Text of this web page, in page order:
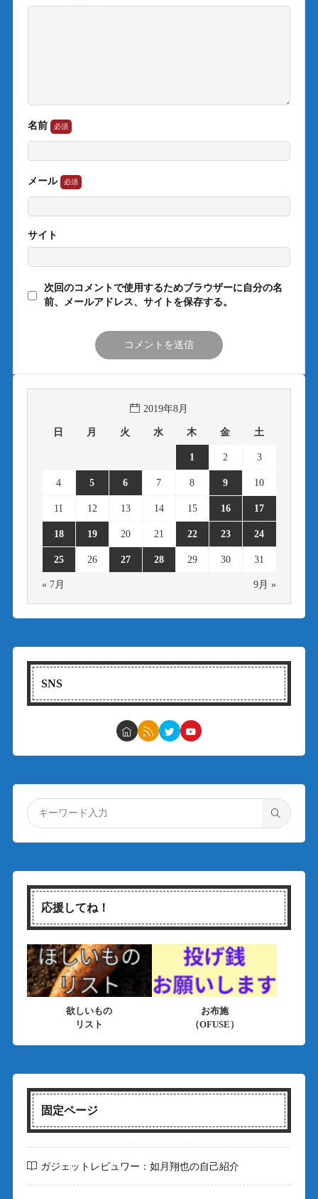
名前
メール
サイト
次回のコメントで使用するためブラウザーに自分の名
前、メールアドレス、サイトを保存する。
2019年8月
日 月 火 水 木 金 土
1 2 3
4 5 6 7 8 9 10
11 12 13 14 15 16 17
18 19 20 21 22 23 24
25 26 27 28 29 30 31
« 7月 9月 »
SNS
応援してね！
欲しいもの
リスト
お布施
（OFUSE）
固定ページ
ガジェットレビュワー：如月翔也の自己紹介